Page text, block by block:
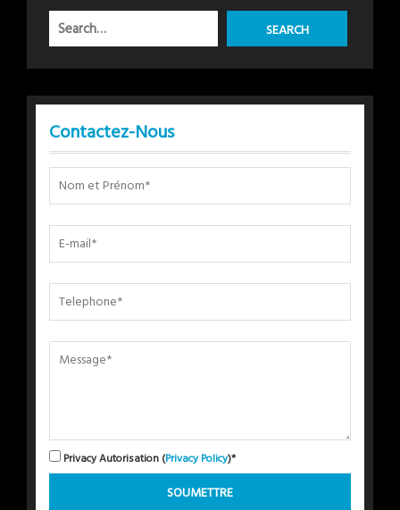
Contactez-Nous
Privacy Autorisation (Privacy Policy)*